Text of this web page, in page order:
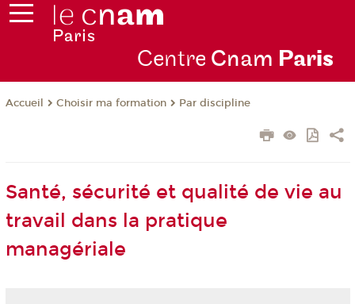
Centre Cnam Paris
Accueil Choisir ma formation Par discipline
Santé, sécurité et qualité de vie au
travail dans la pratique
managériale